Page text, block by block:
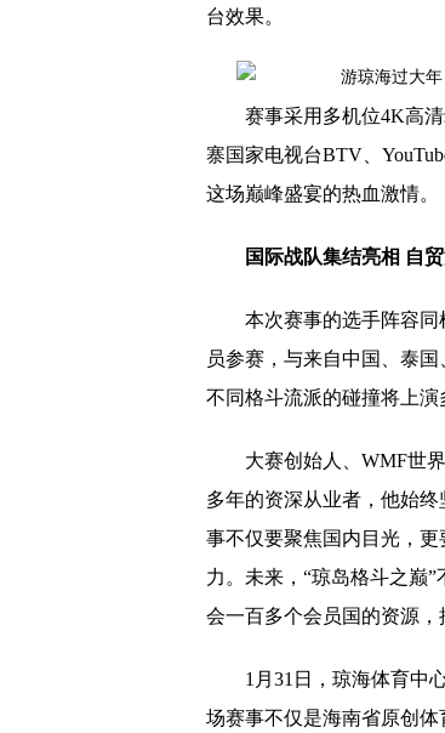
台效果。
赛事采用多机位4K高
寨国家电视台BTV、
这场巅峰盛宴的热血激情。
国际战队集结亮相 自
本次赛事的选手阵容
员参赛，与来自中国、泰
不同格斗流派的碰撞将上演
大赛创始人、WMF世
多年的资深从业者，他始
事不仅要聚焦国内目光，
力。未来，“琼岛格斗之巅
会一百多个会员国的资源，
1月31日，琼海体育中
场赛事不仅是海南省原创